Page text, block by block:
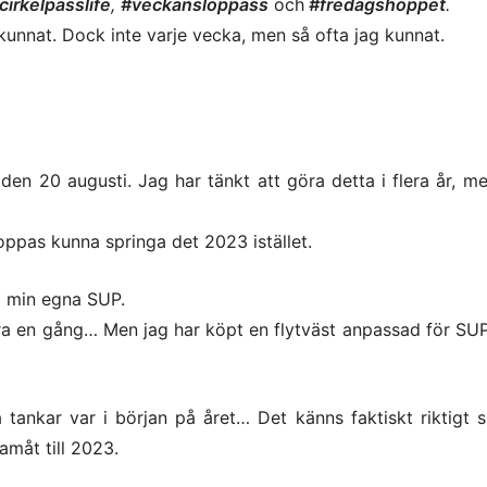
, #veckanslöppass och #fredagshoppet.
Dock inte varje vecka, men så ofta jag kunnat.
20 augusti. Jag har tänkt att göra detta i flera år,
kunna springa det 2023 istället.
egna SUP.
en gång… Men jag har köpt en flytväst anpassad för
var i början på året… Det känns faktiskt riktigt
till 2023.